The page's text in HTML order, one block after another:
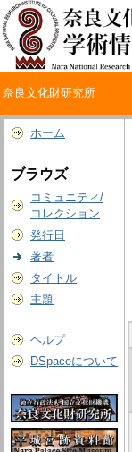
奈良文化財研究所
ホーム
ブラウズ
コミュニティ/
コレクション
発行日
著者
タイトル
主題
ヘルプ
DSpaceについて